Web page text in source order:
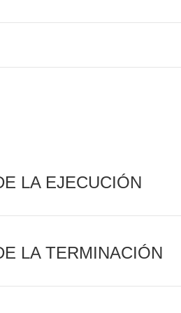
LA EJECUCIÓN
LA TERMINACIÓN